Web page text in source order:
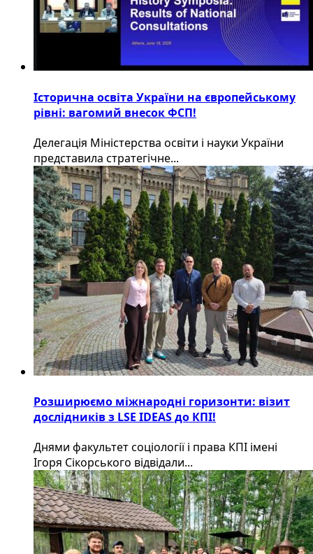
Історична освіта України на європейському
рівні: вагомий внесок ФСП!
Делегація Міністерства освіти і науки України
представила стратегічне...
Розширюємо міжнародні горизонти: візит
дослідників з LSE IDEAS до КПІ!
Днями факультет соціології і права КПІ імені
Ігоря Сікорського відвідали...